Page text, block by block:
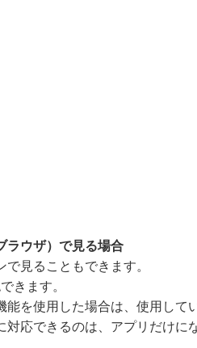
ラウザ）で見る場合
で見ることもできます。
きます。
を使用した場合は、使用して
対応できるのは、アプリだけに